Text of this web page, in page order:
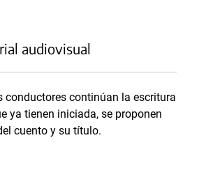
audiovisual
conductores continúan la escritura
ya tienen iniciada, se proponen
cuento y su título.